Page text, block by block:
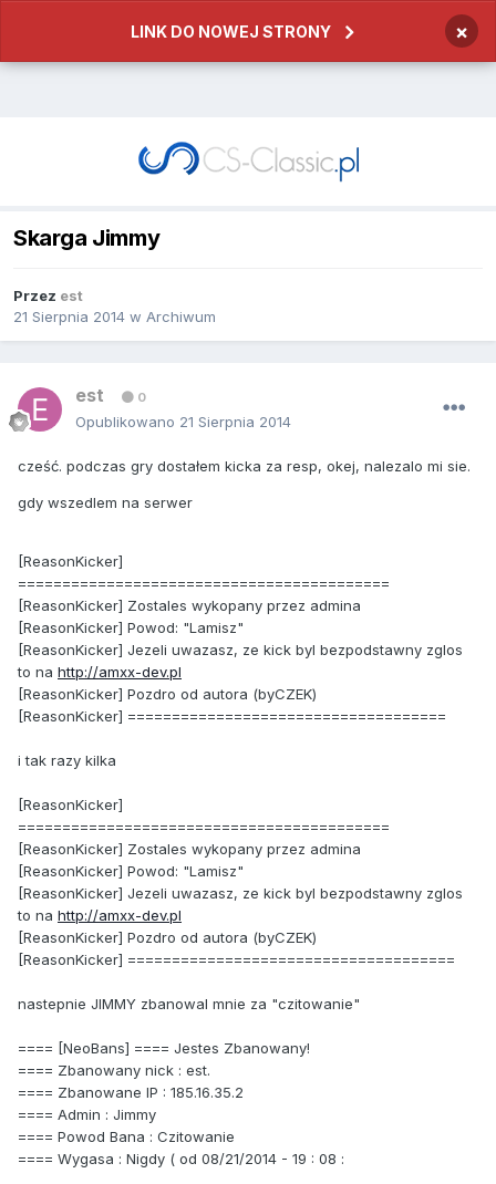
LINK DO NOWEJ STRONY ×
Skarga Jimmy
Przez est
21 Sierpnia 2014 w Archiwum
est 0
Opublikowano 21 Sierpnia 2014
cześć. podczas gry dostałem kicka za resp, okej, nalezalo mi sie.
gdy wszedlem na serwer
[ReasonKicker]
==========================================
[ReasonKicker] Zostales wykopany przez admina
[ReasonKicker] Powod: "Lamisz"
[ReasonKicker] Jezeli uwazasz, ze kick byl bezpodstawny zglos
to na http://amxx-dev.pl
[ReasonKicker] Pozdro od autora (byCZEK)
[ReasonKicker] ====================================
i tak razy kilka
[ReasonKicker]
==========================================
[ReasonKicker] Zostales wykopany przez admina
[ReasonKicker] Powod: "Lamisz"
[ReasonKicker] Jezeli uwazasz, ze kick byl bezpodstawny zglos
to na http://amxx-dev.pl
[ReasonKicker] Pozdro od autora (byCZEK)
[ReasonKicker] =====================================
nastepnie JIMMY zbanowal mnie za "czitowanie"
==== [NeoBans] ==== Jestes Zbanowany!
==== Zbanowany nick : est.
==== Zbanowane IP : 185.16.35.2
==== Admin : Jimmy
==== Powod Bana : Czitowanie
==== Wygasa : Nigdy ( od 08/21/2014 - 19 : 08 :